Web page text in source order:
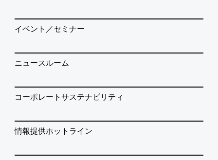
イベント／セミナー
ニュースルーム
コーポレートサステナビリティ
情報提供ホットライン